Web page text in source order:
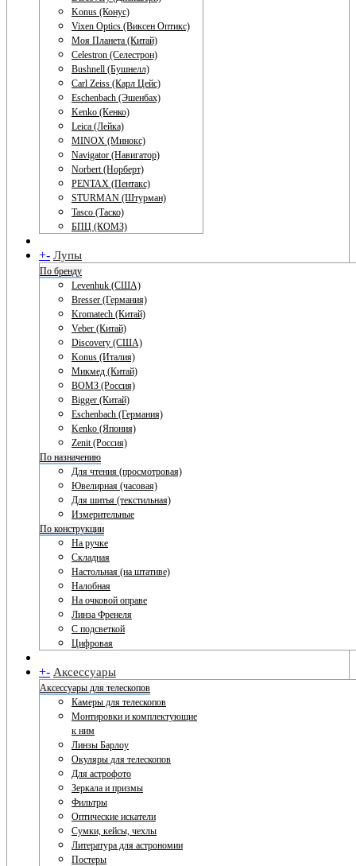
Konus (Конус)
Vixen Optics (Виксен Оптикс)
Моя Планета (Китай)
Celestron (Селестрон)
Bushnell (Бушнелл)
Carl Zeiss (Карл Цейс)
Eschenbach (Эшенбах)
Kenko (Кенко)
Leica (Лейка)
MINOX (Минокс)
Navigator (Навигатор)
Norbert (Норберт)
PENTAX (Пентакс)
STURMAN (Штурман)
Tasco (Таско)
БПЦ (КОМЗ)
+- Лупы
По бренду
Levenhuk (США)
Bresser (Германия)
Kromatech (Китай)
Veber (Китай)
Discovery (США)
Konus (Италия)
Микмед (Китай)
ВОМЗ (Россия)
Bigger (Китай)
Eschenbach (Германия)
Kenko (Япония)
Zenit (Россия)
По назначению
Для чтения (просмотровая)
Ювелирная (часовая)
Для шитья (текстильная)
Измерительные
По конструкции
На ручке
Складная
Настольная (на штативе)
Налобная
На очковой оправе
Линза Френеля
С подсветкой
Цифровая
+- Аксессуары
Аксессуары для телескопов
Камеры для телескопов
Монтировки и комплектующие
к ним
Линзы Барлоу
Окуляры для телескопов
Для астрофото
Зеркала и призмы
Фильтры
Оптические искатели
Сумки, кейсы, чехлы
Литература для астрономии
Постеры